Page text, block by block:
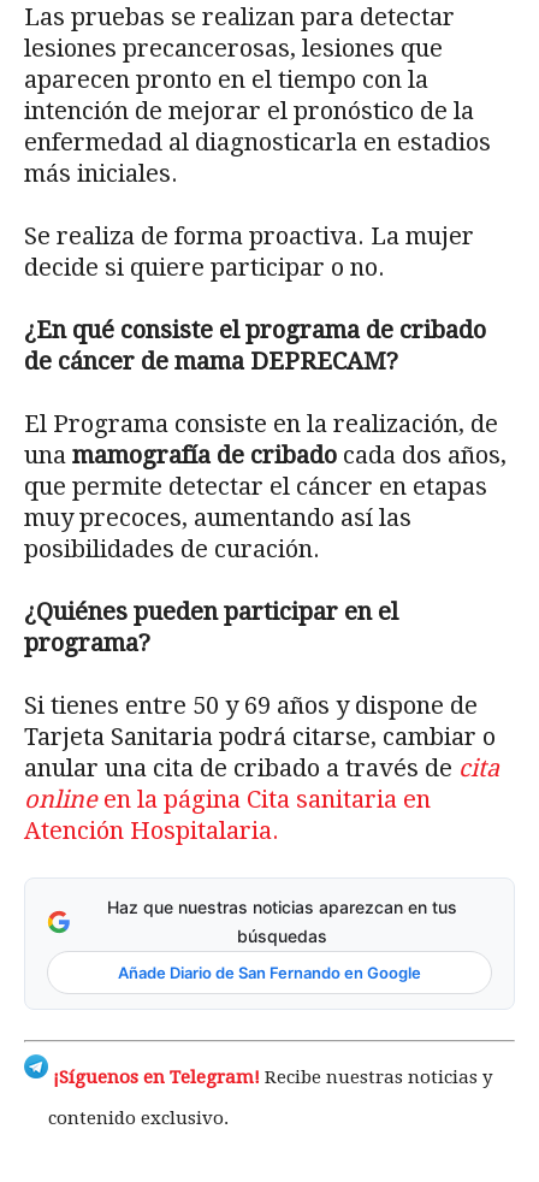
Las pruebas se realizan para detectar
lesiones precancerosas, lesiones que
aparecen pronto en el tiempo con la
intención de mejorar el pronóstico de la
enfermedad al diagnosticarla en estadios
más iniciales.
Se realiza de forma proactiva. La mujer
decide si quiere participar o no.
¿En qué consiste el programa de cribado
de cáncer de mama DEPRECAM?
El Programa consiste en la realización, de
una mamografía de cribado cada dos años,
que permite detectar el cáncer en etapas
muy precoces, aumentando así las
posibilidades de curación.
¿Quiénes pueden participar en el
programa?
Si tienes entre 50 y 69 años y dispone de
Tarjeta Sanitaria podrá citarse, cambiar o
anular una cita de cribado a través de cita
online en la página Cita sanitaria en
Atención Hospitalaria.
Haz que nuestras noticias aparezcan en tus
búsquedas
Añade Diario de San Fernando en Google
¡Síguenos en Telegram! Recibe nuestras noticias y
contenido exclusivo.